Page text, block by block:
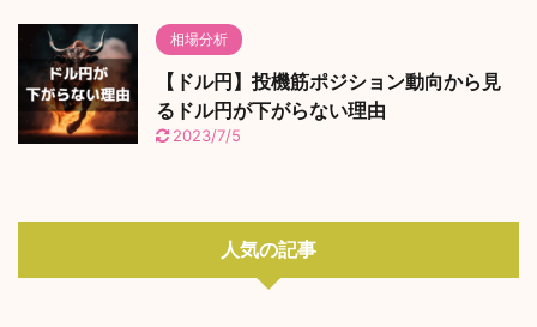
相場分析
【ドル円】投機筋ポジション動向から見
るドル円が下がらない理由
2023/7/5
人気の記事